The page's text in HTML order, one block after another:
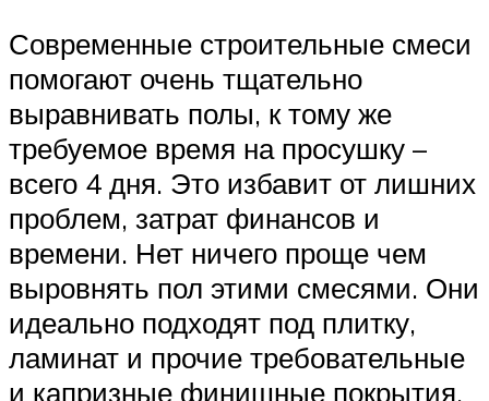
Современные строительные смеси
помогают очень тщательно
выравнивать полы, к тому же
требуемое время на просушку –
всего 4 дня. Это избавит от лишних
проблем, затрат финансов и
времени. Нет ничего проще чем
выровнять пол этими смесями. Они
идеально подходят под плитку,
ламинат и прочие требовательные
и капризные финишные покрытия.